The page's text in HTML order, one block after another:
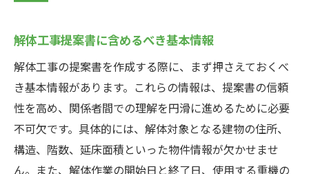
の作成法
効率的なスケジュール管理のテクニック
プロジェクトの進行を見える化するツール
の紹介
工程表作成時に考慮すべきリスクと対策
提案書における工程表の重要性とその役割
解体工事提案書に含めるべき基本情報
解体工事の提案書を作成する際に、まず押さえておくべ
き基本情報があります。これらの情報は、提案書の信頼
性を高め、関係者間での理解を円滑に進めるために必要
不可欠です。具体的には、解体対象となる建物の住所、
構造、階数、延床面積といった物件情報が欠かせませ
ん。また、解体作業の開始日と終了日、使用する重機の